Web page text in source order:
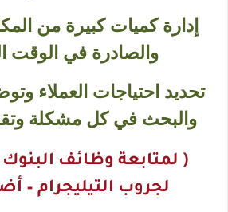
إدارة كميات كبيرة من
والصادرة في الوقت
تحديد احتياجات العملاء
والبحث في كل مشكلة
( لمتابعة وظائف
لجروب التيليجرام –